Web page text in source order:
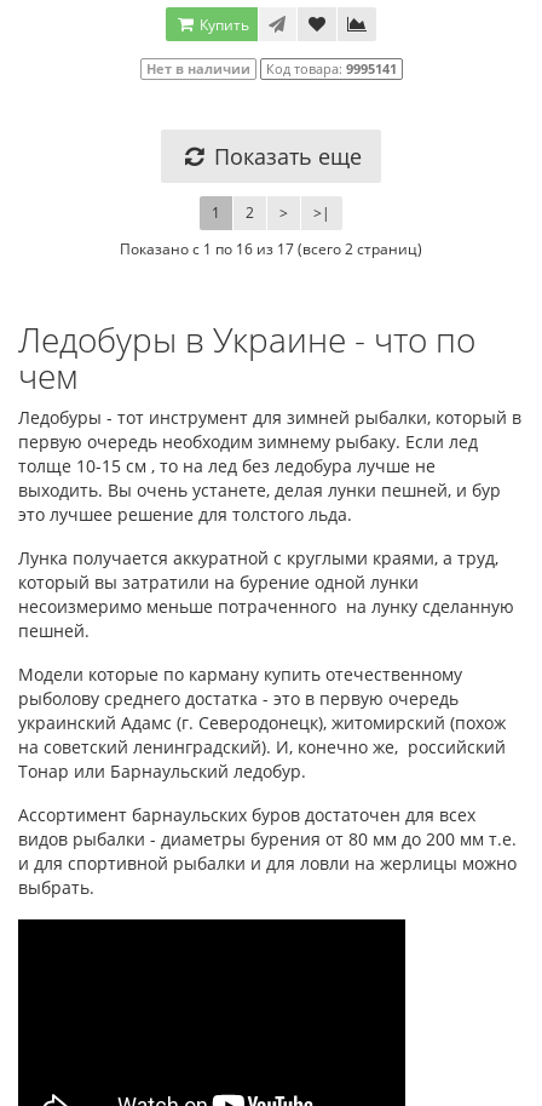
Купить
Нет в наличии Код товара: 9995141
Показать еще
1 2 > >|
Показано с 1 по 16 из 17 (всего 2 страниц)
Ледобуры в Украине - что по
чем
Ледобуры - тот инструмент для зимней рыбалки, который в
первую очередь необходим зимнему рыбаку. Если лед
толще 10-15 см , то на лед без ледобура лучше не
выходить. Вы очень устанете, делая лунки пешней, и бур
это лучшее решение для толстого льда.
Лунка получается аккуратной с круглыми краями, а труд,
который вы затратили на бурение одной лунки
несоизмеримо меньше потраченного на лунку сделанную
пешней.
Модели которые по карману купить отечественному
рыболову среднего достатка - это в первую очередь
украинский Адамс (г. Северодонецк), житомирский (похож
на советский ленинградский). И, конечно же, российский
Тонар или Барнаульский ледобур.
Ассортимент барнаульских буров достаточен для всех
видов рыбалки - диаметры бурения от 80 мм до 200 мм т.е.
и для спортивной рыбалки и для ловли на жерлицы можно
выбрать.